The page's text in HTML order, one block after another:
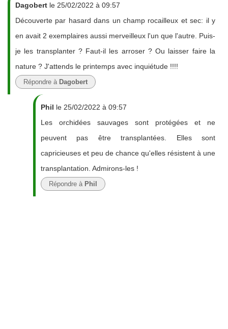
Dagobert le 25/02/2022 à 09:57
Découverte par hasard dans un champ rocailleux et sec: il y
en avait 2 exemplaires aussi merveilleux l'un que l'autre. Puis-
je les transplanter ? Faut-il les arroser ? Ou laisser faire la
nature ? J'attends le printemps avec inquiétude !!!!
Répondre à Dagobert
Phil le 25/02/2022 à 09:57
Les orchidées sauvages sont protégées et ne
peuvent pas être transplantées. Elles sont
capricieuses et peu de chance qu'elles résistent à une
transplantation. Admirons-les !
Répondre à Phil